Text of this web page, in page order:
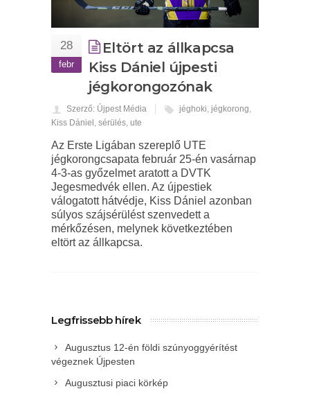
28
febr
Eltört az állkapcsa
Kiss Dániel újpesti
jégkorongozónak
Szerző: Újpest Média jéghoki, jégkorong,
Kiss Dániel , sérülés, ute
Az Erste Ligában szereplő UTE
jégkorongcsapata február 25-én vasárnap
4-3-as győzelmet aratott a DVTK
Jegesmedvék ellen. Az újpestiek
válogatott hátvédje, Kiss Dániel azonban
súlyos szájsérülést szenvedett a
mérkőzésen, melynek következtében
eltört az állkapcsa.
Legfrissebb hírek
Augusztus 12-én földi szúnyoggyérítést
végeznek Újpesten
Augusztusi piaci körkép